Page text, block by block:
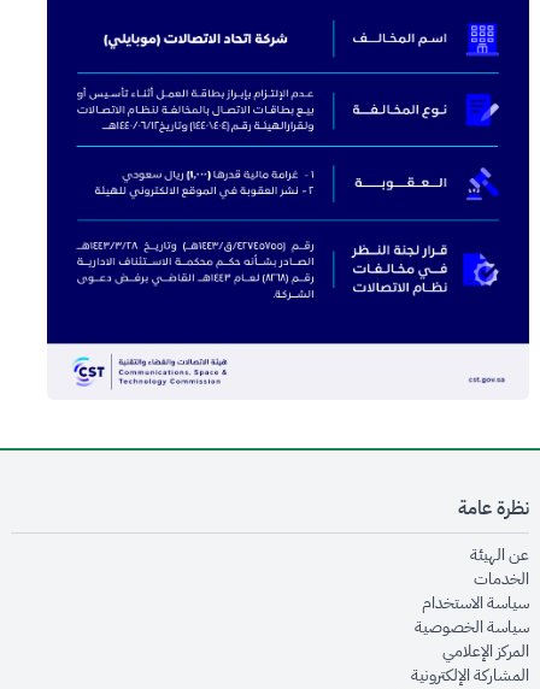
نظرة عامة
عن الهيئةopens in new window
الخدماتopens in new window
سياسة الاستخدام
سياسة الخصوصيةopens in new window
المركز الإعلاميopens in new window
المشاركة الإلكترونيةopens in new window